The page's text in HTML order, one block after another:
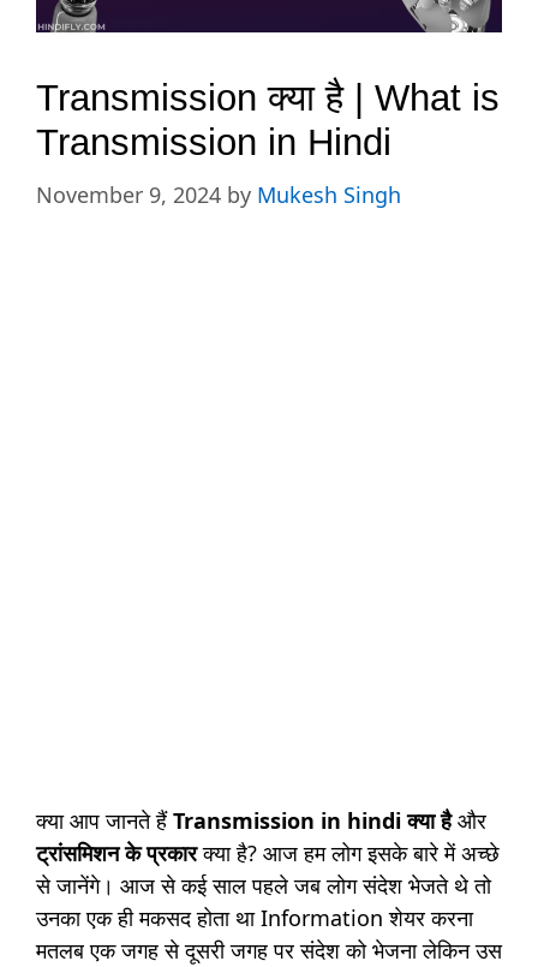
Transmission क्या है | What is
Transmission in Hindi
November 9, 2024 by Mukesh Singh
क्या आप जानते हैंTransmission in hindi क्या हैऔर
ट्रांसमिशनके प्रकारक्या है? आज हम लोग इसके बारे में अच्छे
से जानेंगे। आज से कई साल पहले जब लोग संदेश भेजते थे तो
उनका एक ही मकसद होता था Information शेयर करना
मतलब एक जगह से दूसरी जगह पर संदेश को भेजना लेकिन उस